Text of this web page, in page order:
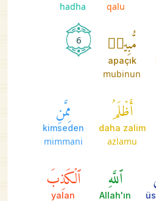
qalu
hadha
مُّبِينٞ
apaçık
mubinun
6
أَظۡلَمُ
daha zalim
azlamu
مِمَّنِ
kimseden
mimmani
ٱللَّهِ
Allah'ın
ٱلۡكَذِبَ
yalan